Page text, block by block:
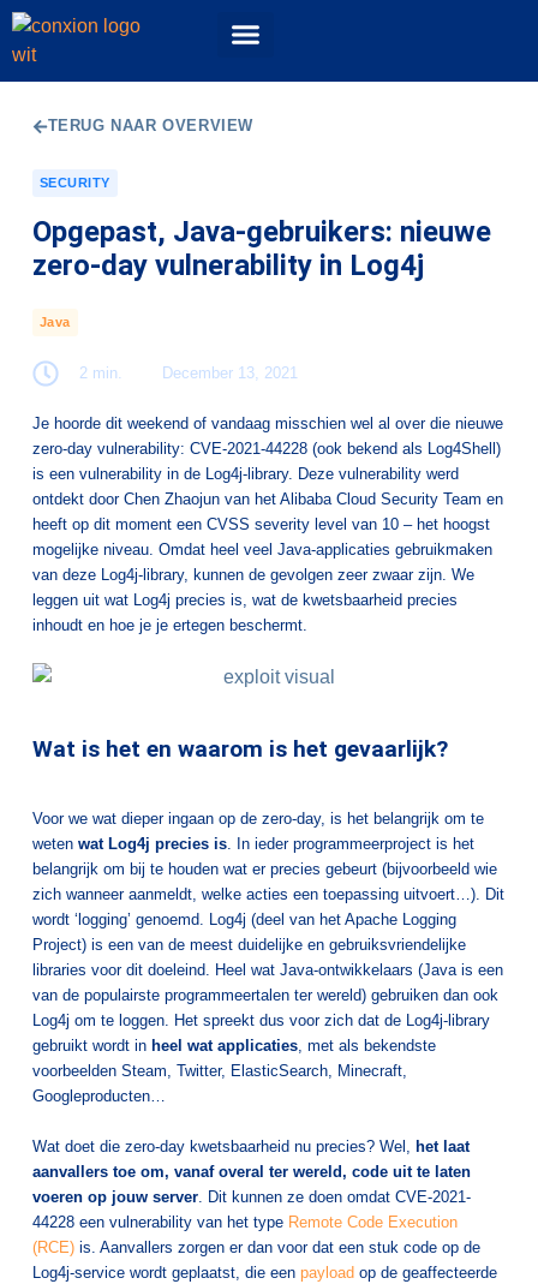
TERUG NAAR OVERVIEW
SECURITY
Opgepast, Java-gebruikers: nieuwe
zero-day vulnerability in Log4j
Java
2 min. December 13, 2021
Je hoorde dit weekend of vandaag misschien wel al over die nieuwe
zero-day vulnerability: CVE-2021-44228 (ook bekend als Log4Shell)
is een vulnerability in de Log4j-library. Deze vulnerability werd
ontdekt door Chen Zhaojun van het Alibaba Cloud Security Team en
heeft op dit moment een CVSS severity level van 10 – het hoogst
mogelijke niveau. Omdat heel veel Java-applicaties gebruikmaken
van deze Log4j-library, kunnen de gevolgen zeer zwaar zijn. We
leggen uit wat Log4j precies is, wat de kwetsbaarheid precies
inhoudt en hoe je je ertegen beschermt.
Wat is het en waarom is het gevaarlijk?
Voor we wat dieper ingaan op de zero-day, is het belangrijk om te
weten wat Log4j precies is. In ieder programmeerproject is het
belangrijk om bij te houden wat er precies gebeurt (bijvoorbeeld wie
zich wanneer aanmeldt, welke acties een toepassing uitvoert…). Dit
wordt ‘logging’ genoemd. Log4j (deel van het Apache Logging
Project) is een van de meest duidelijke en gebruiksvriendelijke
libraries voor dit doeleind. Heel wat Java-ontwikkelaars (Java is een
van de populairste programmeertalen ter wereld) gebruiken dan ook
Log4j om te loggen. Het spreekt dus voor zich dat de Log4j-library
gebruikt wordt in heel wat applicaties, met als bekendste
voorbeelden Steam, Twitter, ElasticSearch, Minecraft,
Googleproducten…
Wat doet die zero-day kwetsbaarheid nu precies? Wel, het laat
aanvallers toe om, vanaf overal ter wereld, code uit te laten
voeren op jouw server. Dit kunnen ze doen omdat CVE-2021-
44228 een vulnerability van het type Remote Code Execution
(RCE)is. Aanvallers zorgen er dan voor dat een stuk code op de
Log4j-service wordt geplaatst, die een payloadop de geaffecteerde